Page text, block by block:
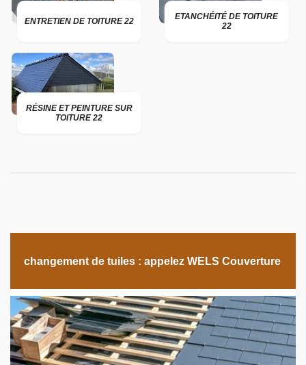
ENTRETIEN DE TOITURE 22
ETANCHÉITÉ DE TOITURE
22
RÉSINE ET PEINTURE SUR
TOITURE 22
changement de tuiles : appelez WELS Couverture